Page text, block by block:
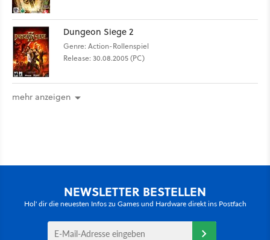
Dungeon Siege 2
Genre: Action-Rollenspiel
Release: 30.08.2005 (PC)
mehr anzeigen
NEWSLETTER BESTELLEN
Hol' dir die neuesten Infos zu Games und Hardware direkt ins Postfach